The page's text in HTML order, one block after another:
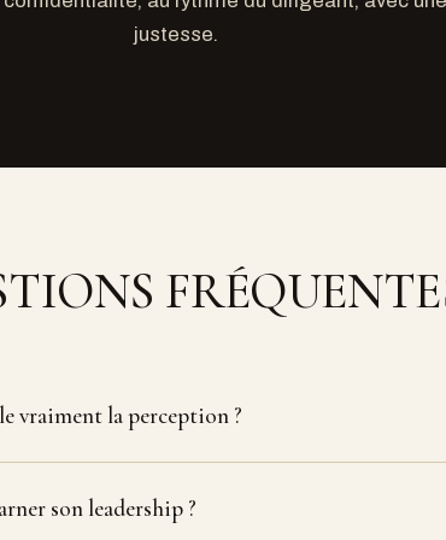
justesse.
vraiment la perception ?
son leadership ?